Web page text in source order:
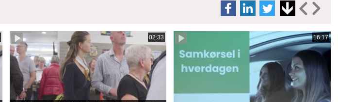
02:33 16:17